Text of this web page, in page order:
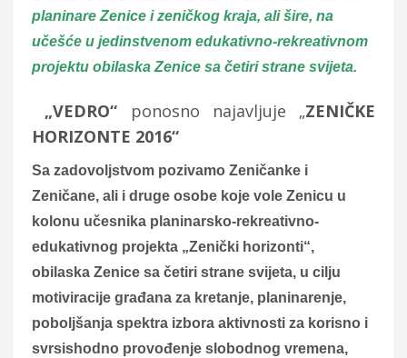
planinare Zenice i zeničkog kraja, ali šire, na
učešće u jedinstvenom edukativno-rekreativnom
projektu obilaska Zenice sa četiri strane svijeta.
„VEDRO“ ponosno najavljuje „ZENIČKE
HORIZONTE 2016“
Sa zadovoljstvom pozivamo Zeničanke i
Zeničane, ali i druge osobe koje vole Zenicu u
kolonu učesnika planinarsko-rekreativno-
edukativnog projekta „Zenički horizonti“,
obilaska Zenice sa četiri strane svijeta, u cilju
motiviracije građana za kretanje, planinarenje,
poboljšanja spektra izbora aktivnosti za korisno i
svrsishodno provođenje slobodnog vremena,